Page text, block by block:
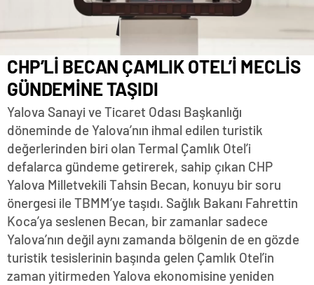
CHP’Lİ BECAN ÇAMLIK OTEL’İ MECLİS
GÜNDEMİNE TAŞIDI
Yalova Sanayi ve Ticaret Odası Başkanlığı
döneminde de Yalova’nın ihmal edilen turistik
değerlerinden biri olan Termal Çamlık Otel’i
defalarca gündeme getirerek, sahip çıkan CHP
Yalova Milletvekili Tahsin Becan, konuyu bir soru
önergesi ile TBMM’ye taşıdı. Sağlık Bakanı Fahrettin
Koca’ya seslenen Becan, bir zamanlar sadece
Yalova’nın değil aynı zamanda bölgenin de en gözde
turistik tesislerinin başında gelen Çamlık Otel’in
zaman yitirmeden Yalova ekonomisine yeniden